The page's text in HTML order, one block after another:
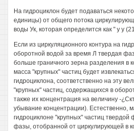
На гидроциклон будет подаваться
единицы) от общего потока
воды Ук, которая определится как " у у
Если из циркуляционного контура на
оборотной водой за время Л твердая
больше граничного зерна разделения в
масса "крупных" частиц будет
гидроциклона, соответственно на эту
"крупных" частиц, содержащихся в
также их концентрация на величину -
убывание концентрации). Естественно,
гидроциклоне "крупных" частиц
фазы, отобранной от циркулирующей в